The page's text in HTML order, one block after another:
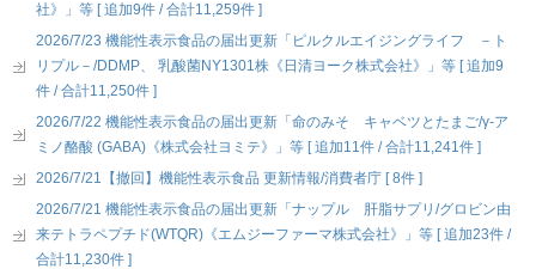
社》」等 [ 追加9件 / 合計11,259件 ]
2026/7/23 機能性表示食品の届出更新「ピルクルエイジングライフ －ト
リプル－/DDMP、 乳酸菌NY1301株《日清ヨーク株式会社》」等 [ 追加9
件 / 合計11,250件 ]
2026/7/22 機能性表示食品の届出更新「命のみそ キャベツとたまご/γ-ア
ミノ酪酸 (GABA)《株式会社ヨミテ》」等 [ 追加11件 / 合計11,241件 ]
2026/7/21【撤回】機能性表示食品 更新情報/消費者庁 [ 8件 ]
2026/7/21 機能性表示食品の届出更新「ナップル 肝脂サプリ/グロビン由
来テトラペプチド(WTQR)《エムジーファーマ株式会社》」等 [ 追加23件 /
合計11,230件 ]